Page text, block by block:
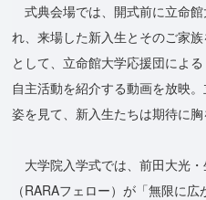
式典会場では、開式前に立命
れ、来場した新入生とそのご家
として、立命館大学応援団によ
自主活動を紹介する動画を放映
姿を見て、新入生たちは期待に胸
大学院入学式では、前田大光
（RARAフェロー）が「無限に